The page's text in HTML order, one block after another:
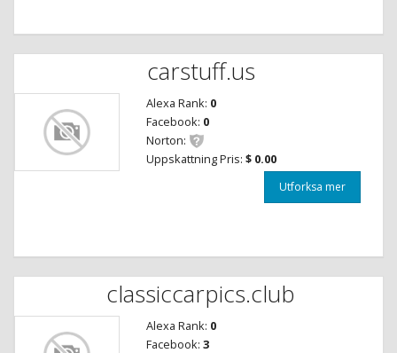
carstuff.us
Alexa Rank: 0
Facebook: 0
Norton:
Uppskattning Pris: $ 0.00
Utforksa mer
classiccarpics.club
Alexa Rank: 0
Facebook: 3